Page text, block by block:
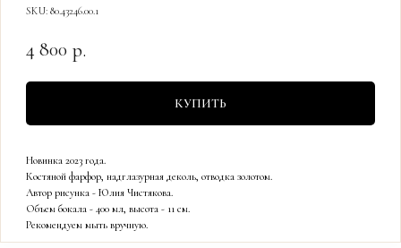
SKU: 80.43246.00.1
4 800 р.
КУПИТЬ
Новинка 2023 года.
Костяной фарфор, надглазурная деколь, отводка золотом.
Автор рисунка - Юлия Чистякова.
Объем бокала - 400 мл, высота - 11 см.
Рекомендуем мыть вручную.